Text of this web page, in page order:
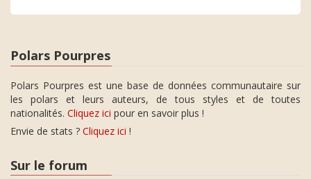
Polars Pourpres
Polars Pourpres est une base de données communautaire sur
les polars et leurs auteurs, de tous styles et de toutes
nationalités. Cliquez ici pour en savoir plus !
Envie de stats ? Cliquez ici !
Sur le forum